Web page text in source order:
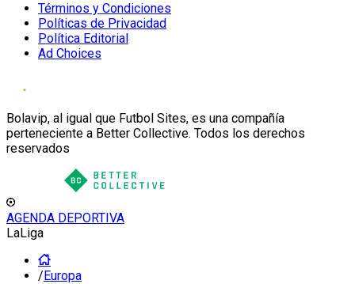
Términos y Condiciones
Políticas de Privacidad
Política Editorial
Ad Choices
Bolavip, al igual que Futbol Sites, es una compañía
perteneciente a Better Collective. Todos los derechos
reservados
AGENDA DEPORTIVA
LaLiga
/Europa